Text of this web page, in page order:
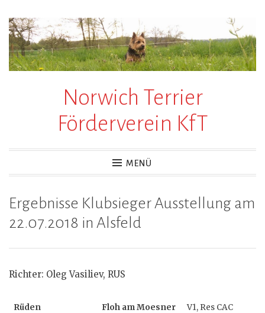
Zum
Inhalt
springen
Norwich Terrier
Förderverein KfT
MENÜ
Ergebnisse Klubsieger Ausstellung am
22.07.2018 in Alsfeld
Richter: Oleg Vasiliev, RUS
Rüden
Floh am Moesner
V1, Res CAC